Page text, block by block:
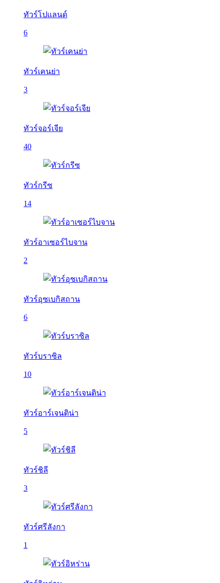
ทัวร์โปแลนด์
6
ทัวร์เคนย่า
3
ทัวร์จอร์เจีย
40
ทัวร์กรีซ
14
ทัวร์อาเซอร์ไบจาน
2
ทัวร์อุซเบกิสถาน
6
ทัวร์บราซิล
10
ทัวร์อาร์เจนติน่า
5
ทัวร์ชิลี
3
ทัวร์ศรีลังกา
1